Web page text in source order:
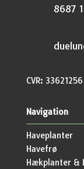
8687
CVR: 33621256
Navigation
Haveplanter
Havefrø
Hækplanter &